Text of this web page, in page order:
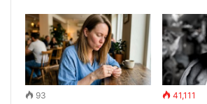
93 41,111